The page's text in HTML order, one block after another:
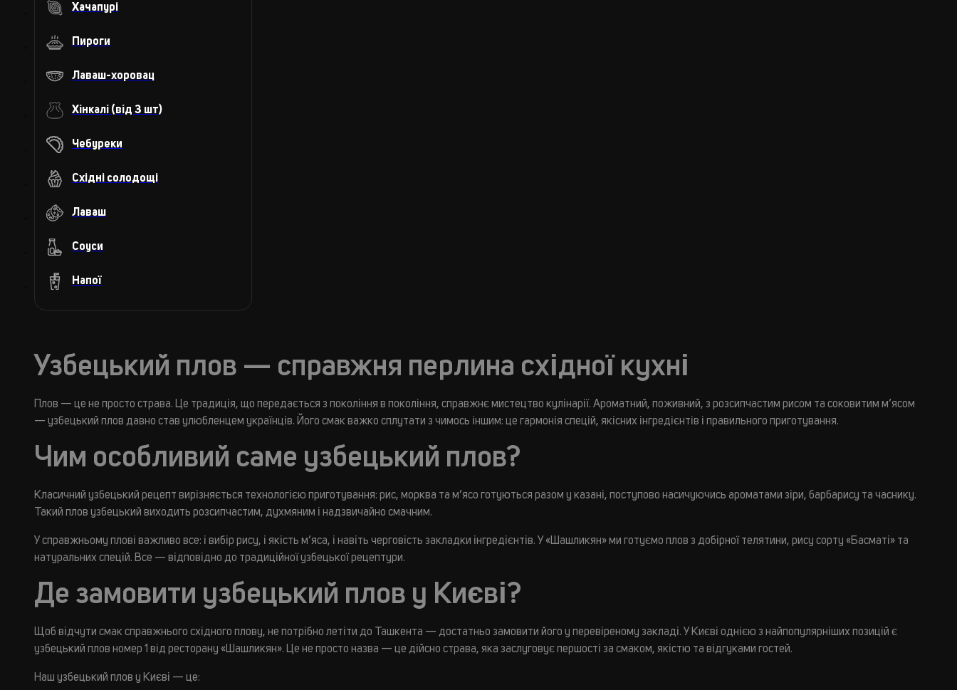
Хачапурi
Пироги
Лаваш-хоровац
Хінкалі (від 3 шт)
Чебуреки
Схiднi солодощi
Лаваш
Соуси
Напої
Власні компоти
Мiнеральна вода
Лимонади сезам
Тан | айран
Лимонади натахтарi
Ярмолинці напої
Узбецький плов — справжня перлина східної кухні
Плов — це не просто страва. Це традиція, що передається з покоління в покоління, справжнє мистецтво кулінарії. Ароматний, поживний, з розсипчастим рисом та соковитим м’ясом
— узбецький плов давно став улюбленцем українців. Його смак важко сплутати з чимось іншим: це гармонія спецій, якісних інгредієнтів і правильного приготування.
Чим особливий саме узбецький плов?
Класичний узбецький рецепт вирізняється технологією приготування: рис, морква та м’ясо готуються разом у казані, поступово насичуючись ароматами зіри, барбарису та часнику.
Такий плов узбецький виходить розсипчастим, духмяним і надзвичайно смачним.
У справжньому плові важливо все: і вибір рису, і якість м’яса, і навіть черговість закладки інгредієнтів. У «Шашликян» ми готуємо плов з добірної телятини, рису сорту «Басматі» та
натуральних спецій. Все — відповідно до традиційної узбецької рецептури.
Де замовити узбецький плов у Києві?
Щоб відчути смак справжнього східного плову, не потрібно летіти до Ташкента — достатньо замовити його у перевіреному закладі. У Києві однією з найпопулярніших позицій є
узбецький плов номер 1 від ресторану «Шашликян». Це не просто назва — це дійсно страва, яка заслуговує першості за смаком, якістю та відгуками гостей.
Наш узбецький плов у Києві — це: